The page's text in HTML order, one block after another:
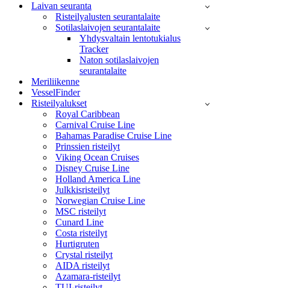
Laivan seuranta
Risteilyalusten seurantalaite
Sotilaslaivojen seurantalaite
Yhdysvaltain lentotukialus
Tracker
Naton sotilaslaivojen
seurantalaite
Meriliikenne
VesselFinder
Risteilyalukset
Royal Caribbean
Carnival Cruise Line
Bahamas Paradise Cruise Line
Prinssien risteilyt
Viking Ocean Cruises
Disney Cruise Line
Holland America Line
Julkkisristeilyt
Norwegian Cruise Line
MSC risteilyt
Cunard Line
Costa risteilyt
Hurtigruten
Crystal risteilyt
AIDA risteilyt
Azamara-risteilyt